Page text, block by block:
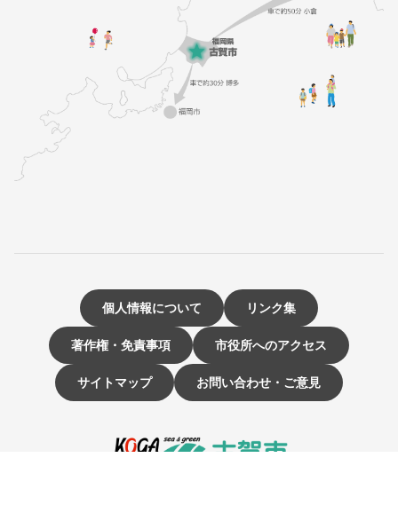
個人情報について リンク集
著作権・免責事項 市役所へのアクセス
サイトマップ お問い合わせ・ご意見